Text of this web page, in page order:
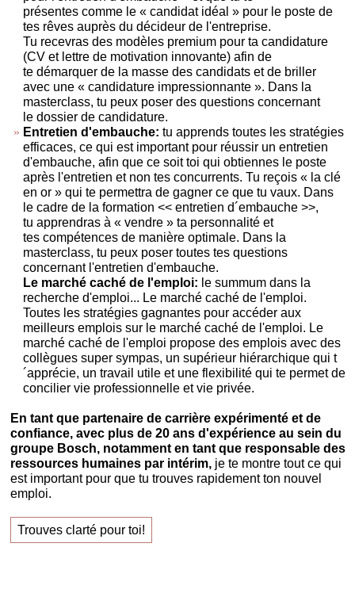
présentes comme le « candidat idéal » pour le poste de
tes rêves auprès du décideur de l'entreprise.
Tu recevras des modèles premium pour ta candidature
(CV et lettre de motivation innovante) afin de
te démarquer de la masse des candidats et de briller
avec une « candidature impressionnante ». Dans la
masterclass, tu peux poser des questions concernant
le dossier de candidature.
Entretien d'embauche: tu apprends toutes les stratégies
efficaces, ce qui est important pour réussir un entretien
d'embauche, afin que ce soit toi qui obtiennes le poste
après l'entretien et non tes concurrents. Tu reçois « la clé
en or » qui te permettra de gagner ce que tu vaux. Dans
le cadre de la formation << entretien d´embauche >>,
tu apprendras à « vendre » ta personnalité et
tes compétences de manière optimale. Dans la
masterclass, tu peux poser toutes tes questions
concernant l'entretien d'embauche.
Le marché caché de l'emploi: le summum dans la
recherche d'emploi... Le marché caché de l'emploi.
Toutes les stratégies gagnantes pour accéder aux
meilleurs emplois sur le marché caché de l'emploi. Le
marché caché de l'emploi propose des emplois avec des
collègues super sympas, un supérieur hiérarchique qui t
´apprécie, un travail utile et une flexibilité qui te permet de
concilier vie professionnelle et vie privée.
En tant que partenaire de carrière expérimenté et de
confiance, avec plus de 20 ans d'expérience au sein du
groupe Bosch, notamment en tant que responsable des
ressources humaines par intérim,je te montre tout ce qui
est important pour que tu trouves rapidement ton nouvel
emploi.
Trouves clarté pour toi!